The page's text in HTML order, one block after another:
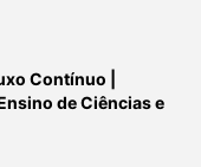
Contínuo |
de Ciências e